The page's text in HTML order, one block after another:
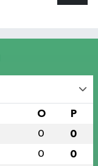
O P
0 0
0 0